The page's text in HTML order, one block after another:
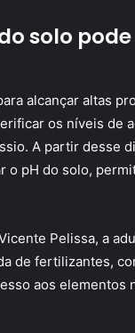
solo
alcançar altas
os níveis de
A partir desse
pH do solo,
Pelissa, a
de fertilizantes,
aos elementos